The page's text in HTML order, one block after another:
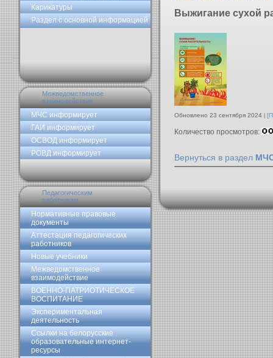
Карикатуры
Раздел с основной информацией
Межведомственное
взаимодействие
МЧС информирует
ГАИ информирует
ОСВОД информирует
РОВД информирует
Педагогическим
работникам
Нормативные правовые
документы
Аттестация педагогических
работников
Новые учебники
Межведомственное
взаимодействие
ВОЕННО-ПАТРИОТИЧЕСКОЕ
ВОСПИТАНИЕ
Экспериментальная
деятельность
Ссылки на белорусские
образовательные интернет-
ресурсы
Выжигание сухой
Обновлено 23 сентября 2024
Количество просмотров:
Вернуться в раздел